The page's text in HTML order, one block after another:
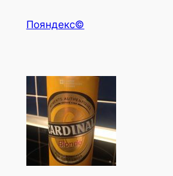
Пояндекс©